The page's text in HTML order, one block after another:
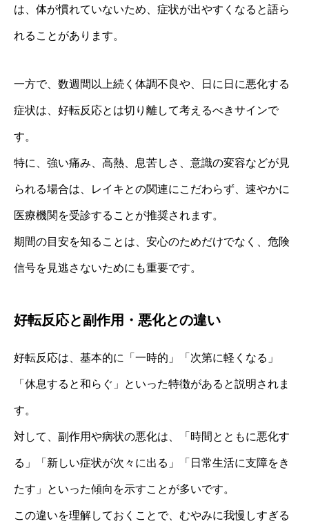
は、体が慣れていないため、症状が出やすくなると語ら
れることがあります。
一方で、数週間以上続く体調不良や、日に日に悪化する
症状は、好転反応とは切り離して考えるべきサインで
す。
特に、強い痛み、高熱、息苦しさ、意識の変容などが見
られる場合は、レイキとの関連にこだわらず、速やかに
医療機関を受診することが推奨されます。
期間の目安を知ることは、安心のためだけでなく、危険
信号を見逃さないためにも重要です。
好転反応と副作用・悪化との違い
好転反応は、基本的に「一時的」「次第に軽くなる」
「休息すると和らぐ」といった特徴があると説明されま
す。
対して、副作用や病状の悪化は、「時間とともに悪化す
る」「新しい症状が次々に出る」「日常生活に支障をき
たす」といった傾向を示すことが多いです。
この違いを理解しておくことで、むやみに我慢しすぎる